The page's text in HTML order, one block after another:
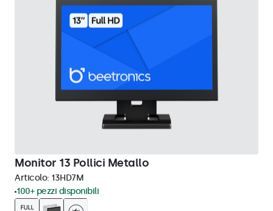
Monitor 13 Pollici Metallo
Articolo: 13HD7M
100+ pezzi disponibili